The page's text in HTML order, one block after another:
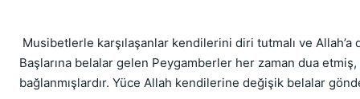
Musibetlerle karşılaşanlar kendilerini diri tutmalı ve Allah’a
Başlarına belalar gelen Peygamberler her zaman dua
bağlanmışlardır. Yüce Allah kendilerine değişik belalar